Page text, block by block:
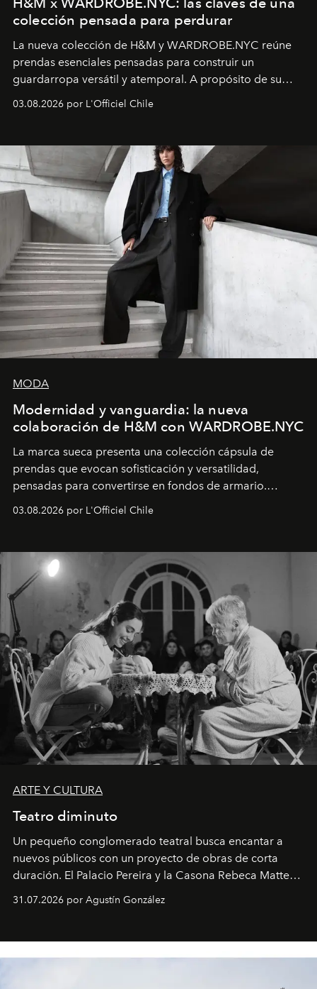
colección pensada para perdurar
La nueva colección de H&M y WARDROBE.NYC reúne
prendas esenciales pensadas para construir un
guardarropa versátil y atemporal. A propósito de su
lanzamiento, los fundadores de la firma neoyorquina y
la asesora creativa y jefa de diseño global de la marca
y la filosofía detrás de la propuesta.
03.08.2026 por L'Officiel Chile
MODA
Modernidad y vanguardia: la nueva
colaboración de H&M con WARDROBE.NYC
La marca sueca presenta una colección cápsula de
prendas que evocan sofisticación y versatilidad,
pensadas para convertirse en fondos de armario.
Disponible en Chile desde el 6 de agosto.
03.08.2026 por L'Officiel Chile
ARTE Y CULTURA
Teatro diminuto
Un pequeño conglomerado teatral busca encantar a
nuevos públicos con un proyecto de obras de corta
duración. El Palacio Pereira y la Casona Rebeca Matte
son algunos de los lugares que han albergado estas
miniobras. Sus puestas en escena son limpias; ponen el
31.07.2026 por Agustín González